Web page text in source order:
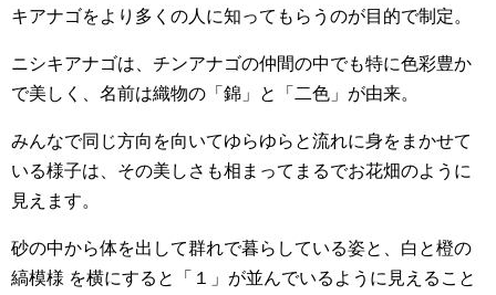
キアナゴをより多くの人に知ってもらうのが目的で制定。
ニシキアナゴは、チンアナゴの仲間の中でも特に色彩豊か
で美しく、名前は織物の「錦」と「二色」が由来。
みんなで同じ方向を向いてゆらゆらと流れに身をまかせて
いる様子は、その美しさも相まってまるでお花畑のように
見えます。
砂の中から体を出して群れで暮らしている姿と、白と橙の
縞模様 を横にすると「１」が並んでいるように見えること